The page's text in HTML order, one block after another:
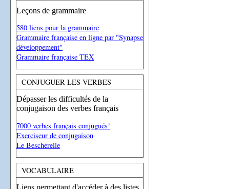
Leçons de grammaire
580 liens pour la grammaire
Grammaire française en ligne par "Synapse
développement"
Grammaire française TEX
CONJUGUER LES VERBES
Dépasser les difficultés de la
conjugaison des verbes français
7000 verbes français conjugués!
Exerciseur de conjugaison
Le Bescherelle
VOCABULAIRE